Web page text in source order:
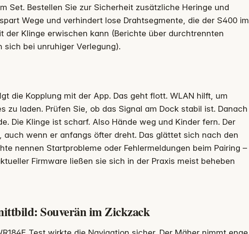
Set. Bestellen Sie zur Sicherheit zusätzliche Heringe und
Wege und verhindert lose Drahtsegmente, die der S400 im
der Klinge erwischen kann (Berichte über durchtrennten
sich bei unruhiger Verlegung).
die Kopplung mit der App. Das geht flott. WLAN hilft, um
zu laden. Prüfen Sie, ob das Signal am Dock stabil ist. Danach
Die Klinge ist scharf. Also Hände weg und Kinder fern. Der
auch wenn er anfangs öfter dreht. Das glättet sich nach den
nennen Startprobleme oder Fehlermeldungen beim Pairing –
Firmware ließen sie sich in der Praxis meist beheben
Souverän im Zickzack